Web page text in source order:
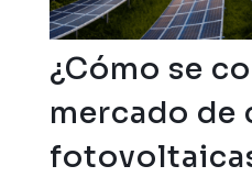
¿Cómo se
mercado de